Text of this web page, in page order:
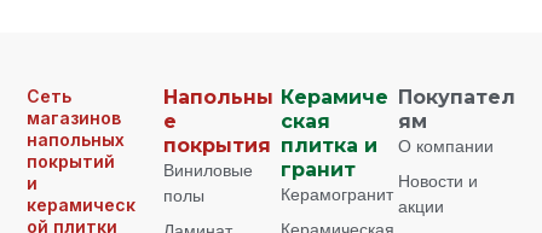
Сеть
магазинов
напольных
покрытий
и
керамическ
ой плитки
Напольны
е
покрытия
Виниловые
полы
Керамиче
ская
плитка и
гранит
Керамогранит
Покупател
ям
О компании
Новости и
акции